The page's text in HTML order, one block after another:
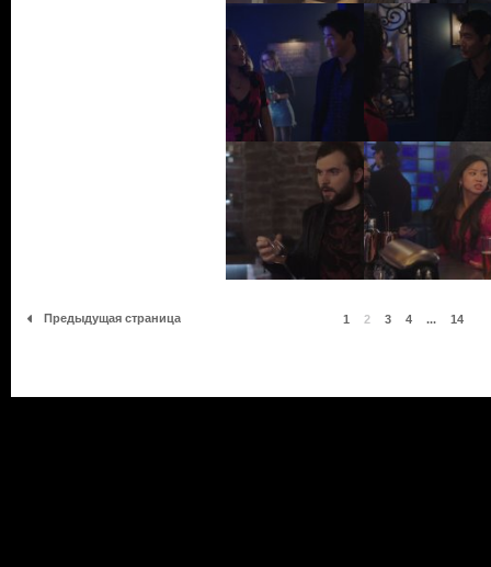
Предыдущая страница 1 2 3 4 ... 14